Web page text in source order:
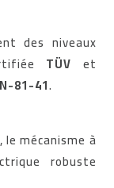
des niveaux
TÜV et
81-41.
mécanisme à
robuste